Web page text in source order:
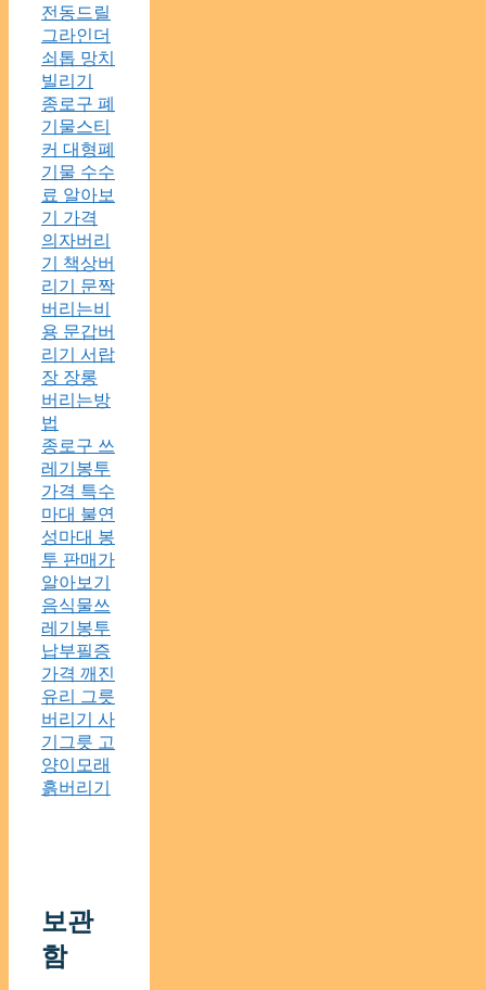
전동드릴
그라인더
쇠톱 망치
빌리기
종로구 폐
기물스티
커 대형폐
기물 수수
료 알아보
기 가격
의자버리
기 책상버
리기 문짝
버리는비
용 문갑버
리기 서랍
장 장롱
버리는방
법
종로구 쓰
레기봉투
가격 특수
마대 불연
성마대 봉
투 판매가
알아보기
음식물쓰
레기봉투
납부필증
가격 깨진
유리 그릇
버리기 사
기그릇 고
양이모래
흙버리기
보관
함